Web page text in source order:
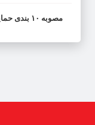
مصوبه ۱۰ بندی حمایتی دولت از بورس به لایحه بودجه پیوست شد